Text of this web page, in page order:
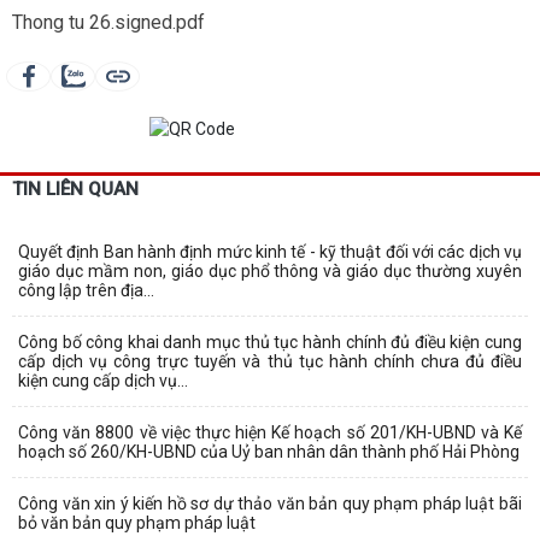
Thong tu 26.signed.pdf
TIN LIÊN QUAN
Quyết định Ban hành định mức kinh tế - kỹ thuật đối với các dịch vụ
giáo dục mầm non, giáo dục phổ thông và giáo dục thường xuyên
công lập trên địa...
Công bố công khai danh mục thủ tục hành chính đủ điều kiện cung
cấp dịch vụ công trực tuyến và thủ tục hành chính chưa đủ điều
kiện cung cấp dịch vụ...
Công văn 8800 về việc thực hiện Kế hoạch số 201/KH-UBND và Kế
hoạch số 260/KH-UBND của Uỷ ban nhân dân thành phố Hải Phòng
Công văn xin ý kiến hồ sơ dự thảo văn bản quy phạm pháp luật bãi
bỏ văn bản quy phạm pháp luật